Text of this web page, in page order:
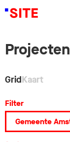
Projecten
GridKaart
Filter